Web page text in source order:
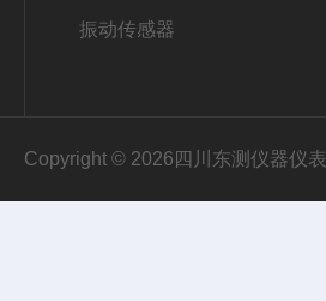
振动传感器
Copyright © 2026四川东测仪器仪